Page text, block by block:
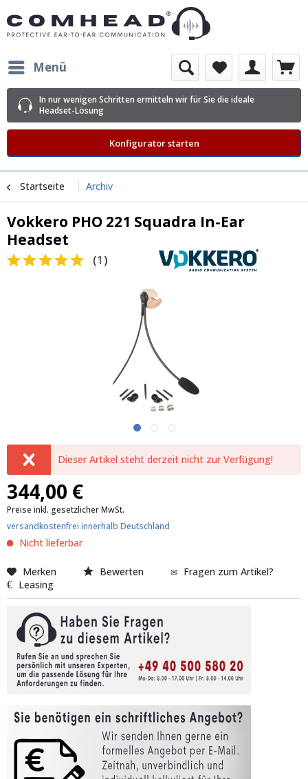
Menü
In nur wenigen Schritten ermitteln wir für Sie die ideale
Headset-Lösung
Konfigurator starten
Startseite Archiv
Vokkero PHO 221 Squadra In-Ear
Headset
(1 )
Dieser Artikel steht derzeit nicht zur Verfügung!
344,00 €
Preise inkl. gesetzlicher MwSt.
versandkostenfrei innerhalb Deutschland
Nicht lieferbar
Merken Bewerten
Fragen zum Artikel?
Leasing